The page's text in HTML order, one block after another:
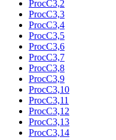
ProcC3,2
ProcC3,3
ProcC3,4
ProcC3,5
ProcC3,6
ProcC3,7
ProcC3,8
ProcC3,9
ProcC3,10
ProcC3,11
ProcC3,12
ProcC3,13
ProcC3,14